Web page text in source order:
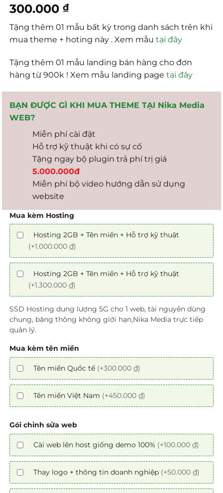
300.000₫
Tặng thêm 01 mẫu bất kỳ trong danh sách trên khi
mua theme + hoting này . Xem mẫutại đây
Tặng thêm 01 mẫu landing bán hàng cho đơn
hàng từ 900k ! Xem mẫu landing pagetại đây
BẠN ĐƯỢC GÌ KHI MUA THEME TẠI Nika Media
WEB?
Miễn phí cài đặt
Hỗ trợ kỹ thuật khi có sự cố
Tặng ngay bộ plugin trả phí trị giá
5.000.000đ
Miễn phí bộ video hướng dẫn sử dụng
website
Mua kèm Hosting
Hosting 2GB + Tên miền + Hỗ trợ kỹ thuật
(+1.000.000 ₫)
Hosting 2GB + Tên miền + Hỗ trợ kỹ thuật
(+1.300.000 ₫)
SSD Hosting dung lượng 5G cho 1 web, tài nguyên dùng
chung, băng thông không giới hạn,Nika Media trực tiếp
quản lý.
Mua kèm tên miền
Tên miền Quốc tế (+300.000 ₫)
Tên miền Việt Nam (+450.000 ₫)
Gói chỉnh sửa web
Cài web lên host giống demo 100% (+100.000 ₫)
Thay logo + thông tin doanh nghiệp (+50.000 ₫)